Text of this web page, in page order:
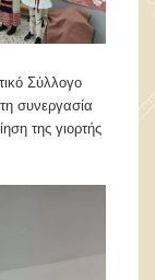
Σύλλογο
συνεργασία
της γιορτής